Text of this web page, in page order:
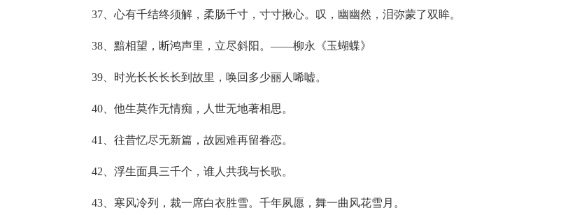
37、心有千结终须解，柔肠千寸，寸寸揪心。叹，幽幽然，泪弥蒙了双眸。
38、黯相望，断鸿声里，立尽斜阳。——柳永《玉蝴蝶》
39、时光长长长长到故里，唤回多少丽人唏嘘。
40、他生莫作无情痴，人世无地著相思。
41、往昔忆尽无新篇，故园难再留眷恋。
42、浮生面具三千个，谁人共我与长歌。
43、寒风冷列，裁一席白衣胜雪。千年夙愿，舞一曲风花雪月。